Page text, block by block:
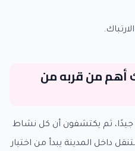
من قربه من
ثم يكتشفون أن كل نشاط
داخل المدينة يبدأ من اختيار